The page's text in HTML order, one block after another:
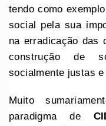
tendo como
social pela sua
na erradicação das
construção de
socialmente justas
Muito
paradigma de